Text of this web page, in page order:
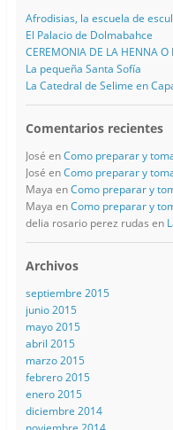
Afrodisias, la escuela de
El Palacio de Dolmabahce
CEREMONIA DE LA HENNA
La pequeña Santa Sofía
La Catedral de Selime en
Comentarios recientes
José enComo preparar y
José enComo preparar y
Maya enComo preparar y
Maya enComo preparar y
delia rosario perez rudas en
Archivos
septiembre 2015
junio 2015
mayo 2015
abril 2015
marzo 2015
febrero 2015
enero 2015
diciembre 2014